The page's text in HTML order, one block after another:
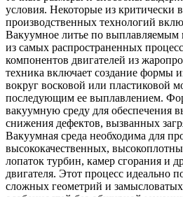
условия. Некоторые из критически
производственных технологий
Вакуумное литье по выплавляемым
из самых распространенных
компонентов двигателей из
техника включает создание формы
вокруг восковой или пластиковой
последующим ее выплавлением.
вакуумную среду для обеспечения
снижения дефектов, вызванных
Вакуумная среда необходима для
высококачественных,
лопаток турбин, камер сгорания и
двигателя. Этот процесс идеально
сложных геометрий и